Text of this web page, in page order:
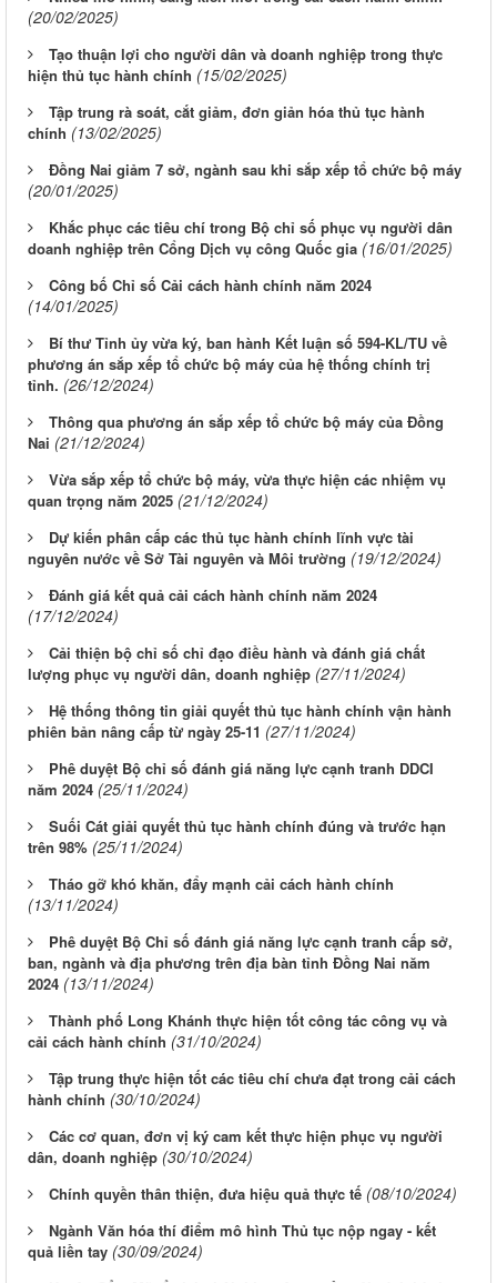
(20/02/2025)
Tạo thuận lợi cho người dân và doanh nghiệp trong thực
hiện thủ tục hành chính (15/02/2025)
Tập trung rà soát, cắt giảm, đơn giản hóa thủ tục hành
chính (13/02/2025)
Đồng Nai giảm 7 sở, ngành sau khi sắp xếp tổ chức bộ máy
(20/01/2025)
Khắc phục các tiêu chí trong Bộ chỉ số phục vụ người dân
doanh nghiệp trên Cổng Dịch vụ công Quốc gia (16/01/2025)
Công bố Chỉ số Cải cách hành chính năm 2024
(14/01/2025)
Bí thư Tỉnh ủy vừa ký, ban hành Kết luận số 594-KL/TU về
phương án sắp xếp tổ chức bộ máy của hệ thống chính trị
tỉnh. (26/12/2024)
Thông qua phương án sắp xếp tổ chức bộ máy của Đồng
Nai (21/12/2024)
Vừa sắp xếp tổ chức bộ máy, vừa thực hiện các nhiệm vụ
quan trọng năm 2025 (21/12/2024)
Dự kiến phân cấp các thủ tục hành chính lĩnh vực tài
nguyên nước về Sở Tài nguyên và Môi trường (19/12/2024)
Đánh giá kết quả cải cách hành chính năm 2024
(17/12/2024)
Cải thiện bộ chỉ số chỉ đạo điều hành và đánh giá chất
lượng phục vụ người dân, doanh nghiệp (27/11/2024)
Hệ thống thông tin giải quyết thủ tục hành chính vận hành
phiên bản nâng cấp từ ngày 25-11 (27/11/2024)
Phê duyệt Bộ chỉ số đánh giá năng lực cạnh tranh DDCI
năm 2024 (25/11/2024)
Suối Cát giải quyết thủ tục hành chính đúng và trước hạn
trên 98% (25/11/2024)
Tháo gỡ khó khăn, đẩy mạnh cải cách hành chính
(13/11/2024)
Phê duyệt Bộ Chỉ số đánh giá năng lực cạnh tranh cấp sở,
ban, ngành và địa phương trên địa bàn tỉnh Đồng Nai năm
2024 (13/11/2024)
Thành phố Long Khánh thực hiện tốt công tác công vụ và
cải cách hành chính (31/10/2024)
Tập trung thực hiện tốt các tiêu chí chưa đạt trong cải cách
hành chính (30/10/2024)
Các cơ quan, đơn vị ký cam kết thực hiện phục vụ người
dân, doanh nghiệp (30/10/2024)
Chính quyền thân thiện, đưa hiệu quả thực tế (08/10/2024)
Ngành Văn hóa thí điểm mô hình Thủ tục nộp ngay - kết
quả liền tay (30/09/2024)